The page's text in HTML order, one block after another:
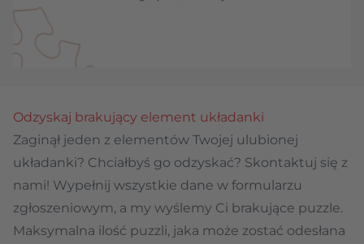
Odzyskaj brakujący element układanki
Zaginął jeden z elementów Twojej ulubionej
układanki? Chciałbyś go odzyskać? Skontaktuj się z
nami! Wypełnij wszystkie dane w formularzu
zgłoszeniowym, a my wyślemy Ci brakujące puzzle.
Maksymalna ilość puzzli, jaka może zostać odesłana